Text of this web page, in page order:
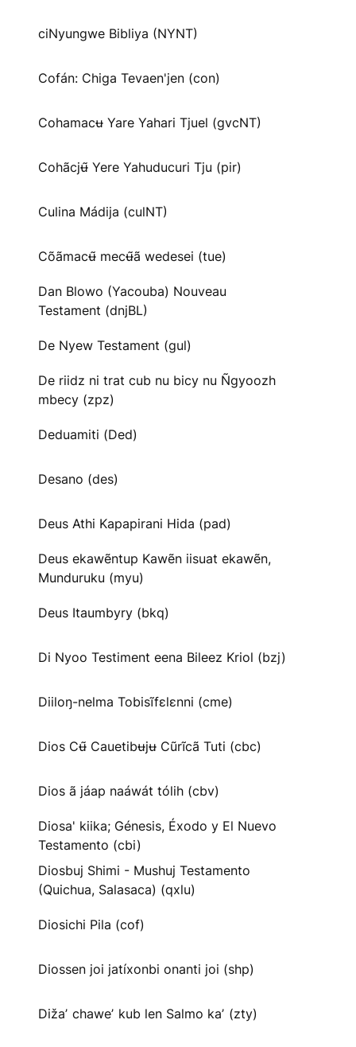
ciNyungwe Bibliya (NYNT)
Cofán: Chiga Tevaen'jen (con)
Cohamacʉ Yare Yahari Tjuel (gvcNT)
Cohãcjʉ̃ Yere Yahuducuri Tju (pir)
Culina Mádija (culNT)
Cõãmacʉ̃ mecʉ̃ã wedesei (tue)
Dan Blowo (Yacouba) Nouveau
Testament (dnjBL)
De Nyew Testament (gul)
De riidz ni trat cub nu bicy nu Ñgyoozh
mbecy (zpz)
Deduamiti (Ded)
Desano (des)
Deus Athi Kapapirani Hida (pad)
Deus ekawẽntup Kawẽn iisuat ekawẽn,
Munduruku (myu)
Deus Itaumbyry (bkq)
Di Nyoo Testiment eena Bileez Kriol (bzj)
Diiloŋ-nelma Tobisĩfɛlɛnni (cme)
Dios Cʉ̃ Cauetibʉjʉ Cũrĩcã Tuti (cbc)
Dios ã jáap naáwát tólih (cbv)
Diosa' kiika; Génesis, Éxodo y El Nuevo
Testamento (cbi)
Diosbuj Shimi - Mushuj Testamento
(Quichua, Salasaca) (qxlu)
Diosichi Pila (cof)
Diossen joi jatíxonbi onanti joi (shp)
Dižaʼ chaweʼ kub len Salmo kaʼ (zty)